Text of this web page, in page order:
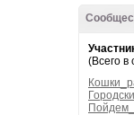
(Всего в